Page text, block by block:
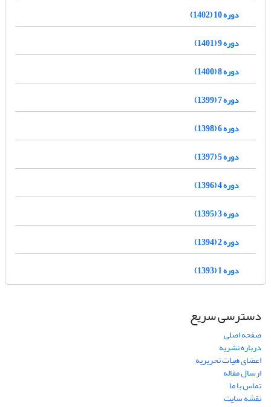
دوره 10 (1402)
دوره 9 (1401)
دوره 8 (1400)
دوره 7 (1399)
دوره 6 (1398)
دوره 5 (1397)
دوره 4 (1396)
دوره 3 (1395)
دوره 2 (1394)
دوره 1 (1393)
دسترسی سریع
صفحه اصلی
درباره نشریه
اعضای هیات تحریریه
ارسال مقاله
تماس با ما
نقشه سایت